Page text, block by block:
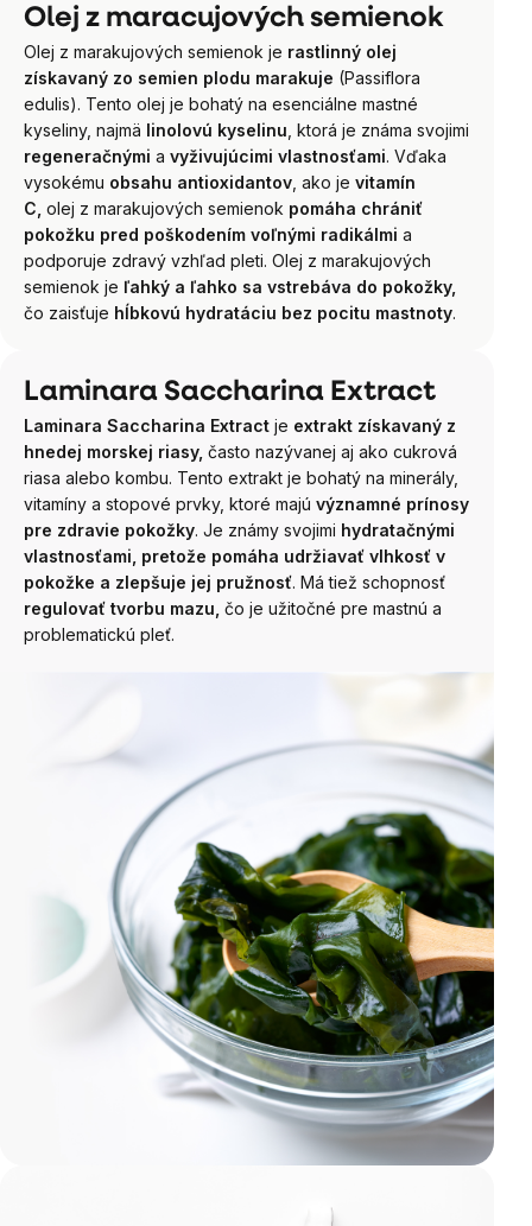
Olej z maracujových semienok
Olej z marakujových semienok je rastlinný olej
získavaný zo semien plodu marakuje (Passiflora
edulis). Tento olej je bohatý na esenciálne mastné
kyseliny, najmä linolovú kyselinu, ktorá je známa svojimi
regeneračnými a vyživujúcimi vlastnosťami. Vďaka
vysokému obsahu antioxidantov, ako je vitamín
C, olej z marakujových semienok pomáha chrániť
pokožku pred poškodením voľnými radikálmi a
podporuje zdravý vzhľad pleti. Olej z marakujových
semienok je ľahký a ľahko sa vstrebáva do pokožky,
čo zaisťuje hĺbkovú hydratáciu bez pocitu mastnoty.
Laminara Saccharina Extract
Laminara Saccharina Extract je extrakt získavaný z
hnedej morskej riasy, často nazývanej aj ako cukrová
riasa alebo kombu. Tento extrakt je bohatý na minerály,
vitamíny a stopové prvky, ktoré majú významné prínosy
pre zdravie pokožky. Je známy svojimi hydratačnými
vlastnosťami, pretože pomáha udržiavať vlhkosť v
pokožke a zlepšuje jej pružnosť. Má tiež schopnosť
regulovať tvorbu mazu, čo je užitočné pre mastnú a
problematickú pleť.